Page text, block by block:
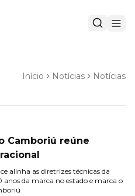
Início Notícias Notícias
Camboriú reúne
alinha as diretrizes técnicas da
anos da marca no estado e marca o